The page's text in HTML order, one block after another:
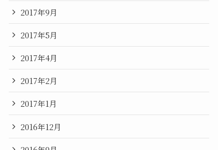
2017年9月
2017年5月
2017年4月
2017年2月
2017年1月
2016年12月